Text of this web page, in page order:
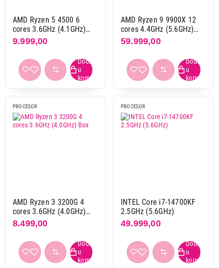
5,20 ghz
2
5,30 ghz
2
5,40 ghz
5,50 ghz
1
5,60 ghz
4
AMD Ryzen 5 4500 6
cores 3.6GHz (4.1GHz)
BOX
9.999,00
AMD Ryzen 9 9900X 12
cores 4.4GHz (5.6GHz)
Box
59.999,00
PROCESOR
AMD Ryzen 3 3200G 4
cores 3.6GHz (4.0GHz)
Box
8.499,00
PROCESOR
INTEL Core i7-14700KF
2.5GHz (5.6GHz)
49.999,00
AMD Ryzen 7 5700X 8 cores 3.4GHz
(4.6GHz) Box